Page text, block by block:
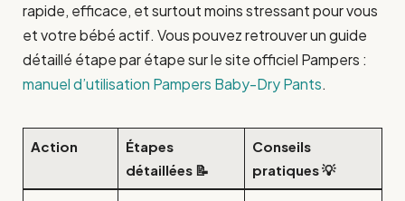
rapide, efficace, et surtout moins stressant pour vous
et votre bébé actif. Vous pouvez retrouver un guide
détaillé étape par étape sur le site officiel Pampers :
manuel d’utilisation Pampers Baby-Dry Pants.
Action
Étapes
détaillées 📝
Conseils
pratiques 💡